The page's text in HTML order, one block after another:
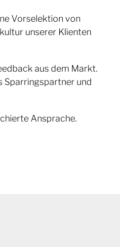
Vorselektion von
unserer Klienten
aus dem Markt.
Sparringspartner und
Ansprache.